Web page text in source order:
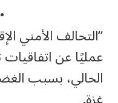
•
“التحالف الأمني
عمليًا عن
الحالي، بسبب